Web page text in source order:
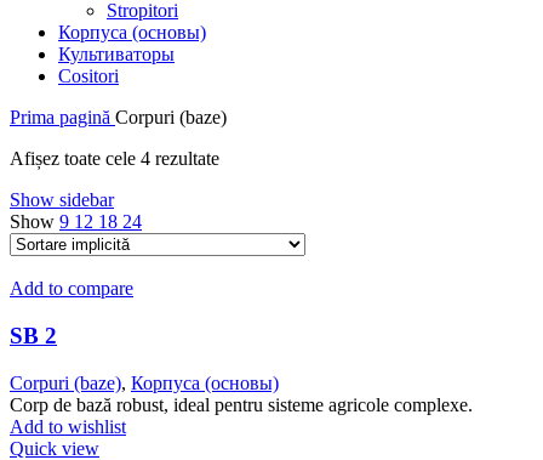
Stropitori
Корпуса (основы)
Культиваторы
Cositori
Prima pagină Corpuri (baze)
Afișez toate cele 4 rezultate
Show sidebar
Show 9 12 18 24
Add to compare
SB 2
Corpuri (baze), Корпуса (основы)
Corp de bază robust, ideal pentru sisteme agricole complexe.
Add to wishlist
Quick view